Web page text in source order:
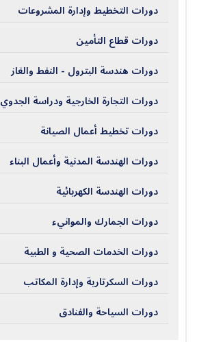
دورات التخطيط وإدارة المشروعات
دورات قطاع التأمين
دورات هندسة البترول - النفط والغاز
دورات التجارة الخارجية ودراسة الجدوي
دورات تخطيط أعمال الصيانة
دورات الهندسة المدنية وأعمال البناء
دورات الهندسة الكهربائية
دورات الجمارك والموانيء
دورات الخدمات الصحية و الطبية
دورات السكرتارية وإدارة المكاتب
دورات السياحة والفنادق